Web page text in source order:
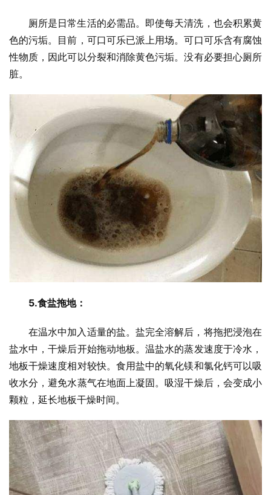
厕所是日常生活的必需品。即使每天清洗，也会积累黄
色的污垢。目前，可口可乐已派上用场。可口可乐含有腐蚀
性物质，因此可以分裂和消除黄色污垢。没有必要担心厕所
脏。
5.食盐拖地：
在温水中加入适量的盐。盐完全溶解后，将拖把浸泡在
盐水中，干燥后开始拖动地板。温盐水的蒸发速度于冷水，
地板干燥速度相对较快。食用盐中的氧化镁和氯化钙可以吸
收水分，避免水蒸气在地面上凝固。吸湿干燥后，会变成小
颗粒，延长地板干燥时间。